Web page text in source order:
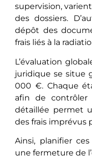
supervision,
des dossiers.
dépôt des
frais liés à la
L’évaluation
juridique se situe
000 €. Chaque
afin de contrôler
détaillée permet
des frais imprévus
Ainsi, planifier ces
une fermeture de